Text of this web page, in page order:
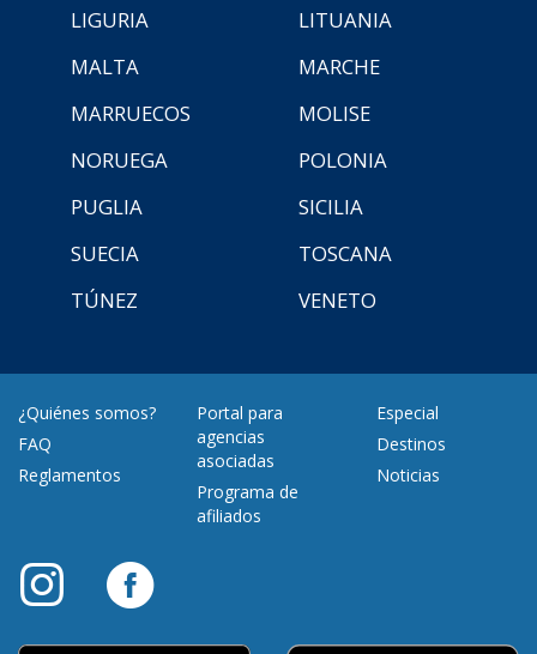
LIGURIA
LITUANIA
MALTA
MARCHE
MARRUECOS
MOLISE
NORUEGA
POLONIA
PUGLIA
SICILIA
SUECIA
TOSCANA
TÚNEZ
VENETO
¿Quiénes somos?
FAQ
Reglamentos
Portal para
agencias
asociadas
Programa de
afiliados
Especial
Destinos
Noticias